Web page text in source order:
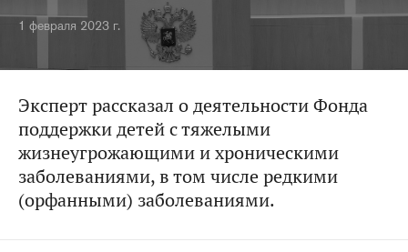
1 февраля 2023 г.
Эксперт рассказал о деятельности Фонда
поддержки детей с тяжелыми
жизнеугрожающими и хроническими
заболеваниями, в том числе редкими
(орфанными) заболеваниями.